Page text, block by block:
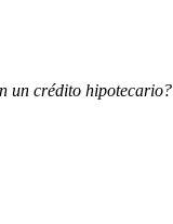
un crédito hipotecario?